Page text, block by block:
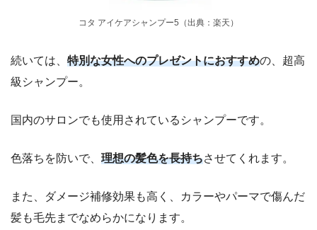
コタ アイケアシャンプー5（出典：楽天）
続いては、 特別な女性へのプレゼントにおすすめの、超高
級シャンプー。
国内のサロンでも使用されているシャンプーです。
色落ちを防いで、 理想の髪色を長持ちさせてくれます。
また、ダメージ補修効果も高く、カラーやパーマで傷んだ
髪も毛先までなめらかになります。